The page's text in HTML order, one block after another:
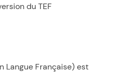
du TEF
Langue Française) est